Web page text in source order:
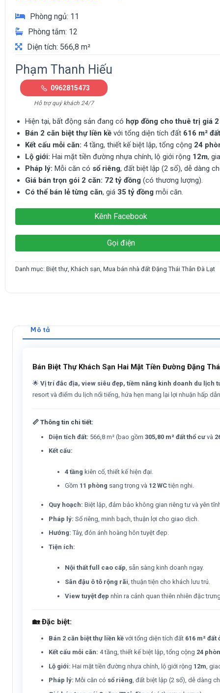
Phòng ngủ: 11
Phòng tắm: 12
Diện tích: 566,8 m²
Phạm Thanh Hiếu
0962815473
Hỗ trợ quý khách 24/7
Hiện tại, bất động sản đang có hợp đồng cho thuê trị giá
Bán 2 căn biệt thự liền kềvới tổng diện tích đất 616 m²
Kết cấu mỗi căn: 4 tầng, thiết kế biệt lập, tổng cộng 24
Lộ giới: Hai mặt tiền đường nhựa chính, lộ giới rộng 12m,
Pháp lý: Mỗi căn có sổ riêng, đất biệt lập (2 sổ), dễ dàng
Giá bán trọn gói 2 căn: 72 tỷ đồng (có thương lượng).
Có thể bán lẻ từng căn, giá 35 tỷ đồng mỗi căn.
Kênh Facebook
Gọi điện
Danh mục:Biệt thự ,Khách sạn ,Mua bán nhà đất Đặng Thái Thân Đà Lạt
Mô tả
Bán Biệt Thự Khách Sạn Hai Mặt Tiền Đường Đặng
🌟Vị trí đắc địa, view siêu đẹp, tiềm năng kinh doanh du lịch
resort và điểm du lịch nổi tiếng, hứa hẹn mang lại lợi nhuận hấp
📏Thông tin chi tiết:
Diện tích đất: 566,8 m² (bao gồm305,80 m² đất thổ cưvà
Kết cấu:
4 tầng kiên cố, thiết kế hiện đại.
Gồm 11 phòng sang trọng và 12 WCtiện nghi.
Quy hoạch: Biệt lập, đảm bảo không gian riêng tư và yên
Pháp lý: Sổ riêng, minh bạch, thuận lợi cho giao dịch.
Hướng: Tây, đón ánh hoàng hôn tuyệt đẹp.
Tiện ích:
Nội thất full cao cấp, sẵn sàng kinh doanh ngay.
Sân đậu ô tô rộng rãi, thuận tiện cho khách lưu trú.
View tuyệt đẹp nhìn ra cảnh quan thiên nhiên đặc
🏡Đặc biệt:
Bán 2 căn biệt thự liền kề với tổng diện tích đất 616 m² đất
Kết cấu mỗi căn: 4 tầng, thiết kế biệt lập, tổng cộng 24
Lộ giới: Hai mặt tiền đường nhựa chính, lộ giới rộng 12m ,
Pháp lý: Mỗi căn có sổ riêng, đất biệt lập (2 sổ), dễ dàng